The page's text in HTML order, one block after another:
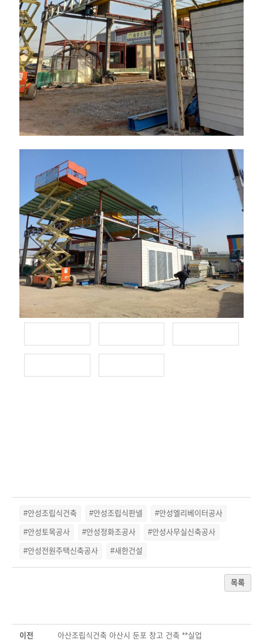
#안성조립식건축 #안성조립식판넬 #안성엘리베이터공사
#안성토목공사 #안성정화조공사 #안성사무실신축공사
#안성전원주택신축공사 #새한건설
목록
이전 아산조립식건축 아산시 둔포 창고 건축 **실업